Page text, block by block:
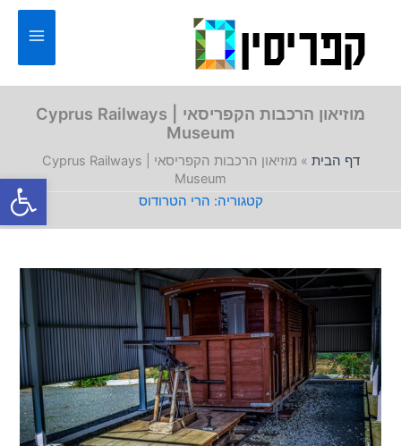
פתח
מוזיאון הרכבות הקפריסאי | Cyprus Railways
Museum
דף הבית »
מוזיאון הרכבות הקפריסאי | Cyprus Railways
Museum
הרי הטרודוס